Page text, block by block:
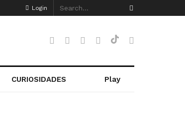
Login
CURIOSIDADES Play